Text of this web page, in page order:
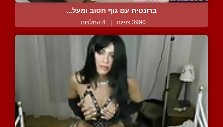
ברונטית עם גוף חטוב ומעל...
3990 צפיות | 4 המלצות